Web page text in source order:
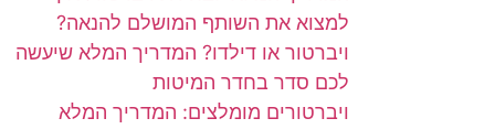
למצוא את השותף המושלם להנאה?
ויברטור או דילדו? המדריך המלא שיעשה
לכם סדר בחדר המיטות
ויברטורים מומלצים: המדריך המלא